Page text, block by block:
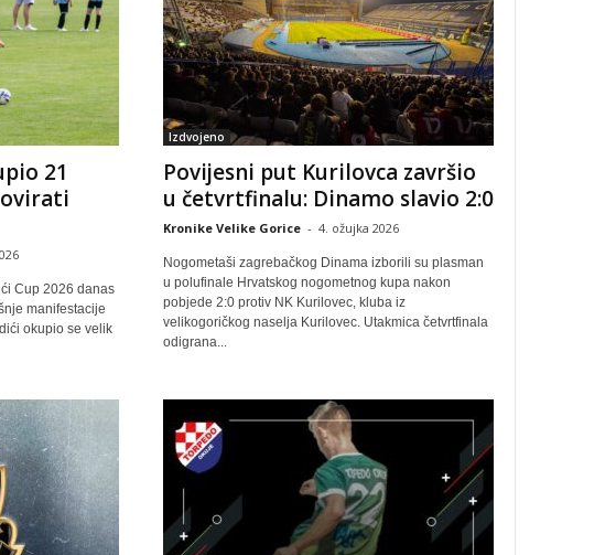
21
Cup 2026 danas
manifestacije
okupio se velik
Izdvojeno
Povijesni put Kurilovca završio
u četvrtfinalu: Dinamo slavio 2:0
Kronike Velike Gorice - 4. ožujka 2026
Nogometaši zagrebačkog Dinama izborili su plasman
u polufinale Hrvatskog nogometnog kupa nakon
pobjede 2:0 protiv NK Kurilovec, kluba iz
velikogoričkog naselja Kurilovec. Utakmica četvrtfinala
odigrana...